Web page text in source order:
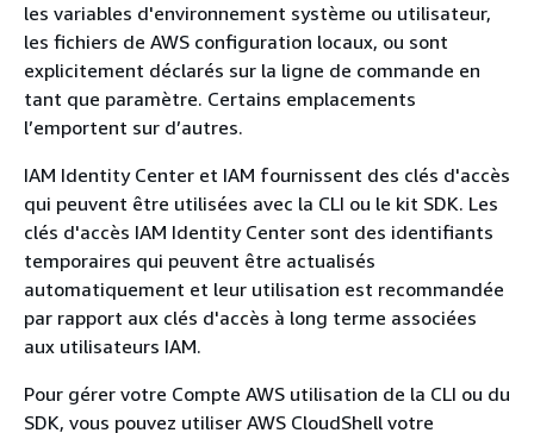
les variables d'environnement système ou utilisateur,
les fichiers de AWS configuration locaux, ou sont
explicitement déclarés sur la ligne de commande en
tant que paramètre. Certains emplacements
l’emportent sur d’autres.
IAM Identity Center et IAM fournissent des clés d'accès
qui peuvent être utilisées avec la CLI ou le kit SDK. Les
clés d'accès IAM Identity Center sont des identifiants
temporaires qui peuvent être actualisés
automatiquement et leur utilisation est recommandée
par rapport aux clés d'accès à long terme associées
aux utilisateurs IAM.
Pour gérer votre Compte AWS utilisation de la CLI ou du
SDK, vous pouvez utiliser AWS CloudShell votre